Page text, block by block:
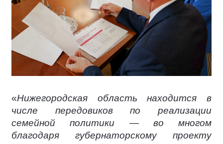
«Нижегородская область находится в
числе передовиков по реализации
семейной политики — во многом
благодаря губернаторскому проекту